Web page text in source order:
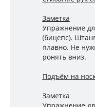
Заметка
Упражнение
(бицепс).
плавно. Не
ронять вниз.
Подъём на
Заметка